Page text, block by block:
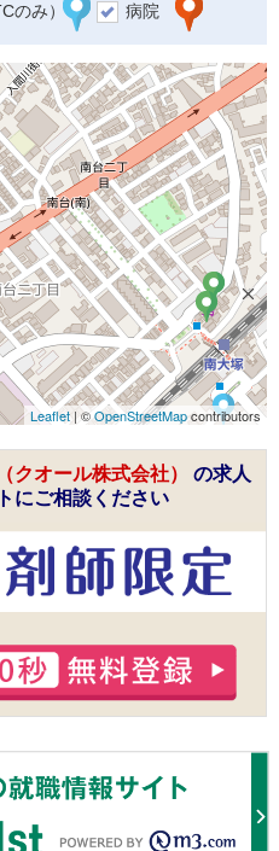
のみ） 病院
Leaflet | ©OpenStreetMapcontributors
オール株式会社） の求人
にご相談ください